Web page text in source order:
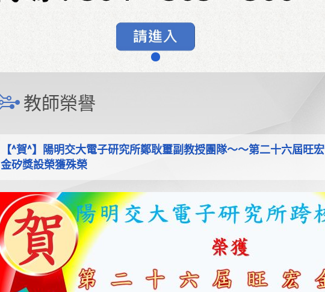
教師榮譽
【^賀^】陽明交大電子研究所鄭耿璽副教授團隊～～第二十六屆旺宏
金矽獎設榮獲殊榮